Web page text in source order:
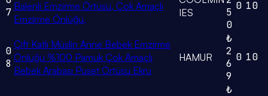
7 Balenli Emzirme Örtüsü, Çok Amaçlı
Emzirme Önlüğü,
IES
5
0
0 10
0
8
Çift Katlı Müslin Anne Bebek Emzirme
Önlüğü %100 Pamuk Çok Amaçlı
Bebek Arabası Puset Örtüsü Ekru
HAMUR
₺
2
6
9
0 10
₺